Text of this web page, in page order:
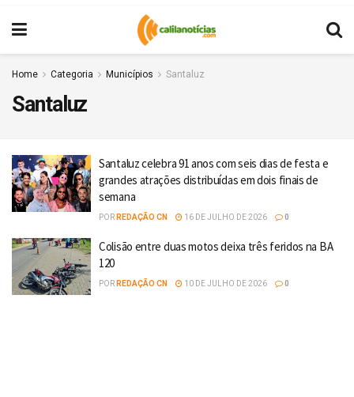
Home Categoria Municípios Santaluz
Santaluz
Santaluz celebra 91 anos com seis dias de festa e
grandes atrações distribuídas em dois finais de
semana
POR REDAÇÃO CN 16 DE JULHO DE 2026 0
Colisão entre duas motos deixa três feridos na BA
120
POR REDAÇÃO CN 10 DE JULHO DE 2026 0